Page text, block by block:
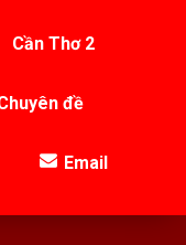
Cần Thơ 2
đề
Email